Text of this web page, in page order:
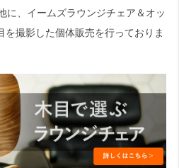
に、イームズラウンジチェア＆オッ
を撮影した個体販売を行っておりま